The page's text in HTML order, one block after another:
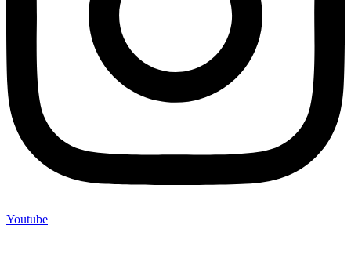
Youtube